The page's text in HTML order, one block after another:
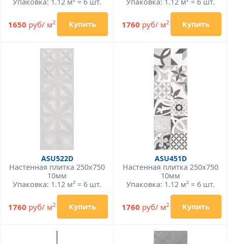
1650 руб/ м2 Купить 1760 руб/ м2 Купить
ASU522D
Настенная плитка 250x750
10мм
Упаковка: 1.12 м² = 6 шт.
1760 руб/ м2 Купить
ASU451D
Настенная плитка 250x750
10мм
Упаковка: 1.12 м² = 6 шт.
1760 руб/ м2 Купить